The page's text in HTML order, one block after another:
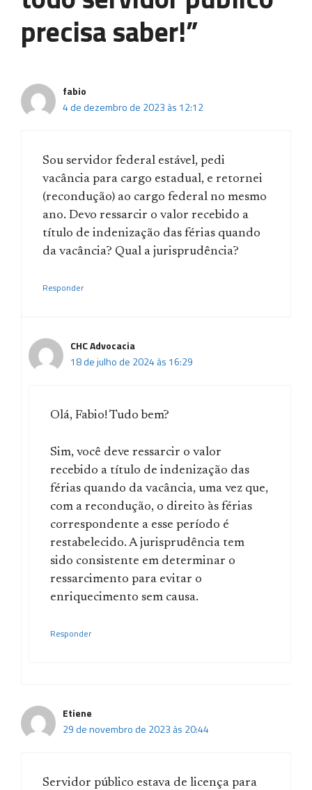
precisa saber!”
fabio
4 de dezembro de 2023 às 12:12
Sou servidor federal estável, pedi
vacância para cargo estadual, e retornei
(recondução) ao cargo federal no mesmo
ano. Devo ressarcir o valor recebido a
título de indenização das férias quando
da vacância? Qual a jurisprudência?
Responder
CHC Advocacia
18 de julho de 2024 às 16:29
Olá, Fabio! Tudo bem?
Sim, você deve ressarcir o valor
recebido a título de indenização das
férias quando da vacância, uma vez que,
com a recondução, o direito às férias
correspondente a esse período é
restabelecido. A jurisprudência tem
sido consistente em determinar o
ressarcimento para evitar o
enriquecimento sem causa.
Responder
Etiene
29 de novembro de 2023 às 20:44
Servidor público estava de licença para